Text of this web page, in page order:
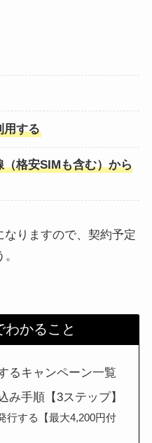
用する
格安SIMも含む）から
りますので、契約予定
わかること
るキャンペーン一覧
み手順【3ステップ】
行する【最大4,200円付